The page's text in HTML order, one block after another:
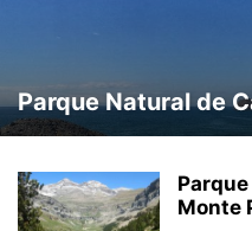
Parque Natural de
Monte